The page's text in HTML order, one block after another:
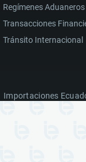
Regímenes Aduaneros
Transacciones
Tránsito Internacional
Importaciones